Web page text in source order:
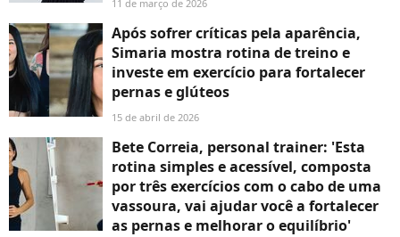
11 de março de 2026
Após sofrer críticas pela aparência,
Simaria mostra rotina de treino e
investe em exercício para fortalecer
pernas e glúteos
15 de abril de 2026
Bete Correia, personal trainer: 'Esta
rotina simples e acessível, composta
por três exercícios com o cabo de uma
vassoura, vai ajudar você a fortalecer
as pernas e melhorar o equilíbrio'